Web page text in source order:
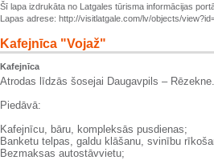
Šī lapa izdrukāta no Latgales tūrisma informācijas
Lapas adrese: http://visitlatgale.com/lv/objects/
Kafejnīca "Vojaž"
Kafejnīca
Atrodas līdzās šosejai Daugavpils – Rēzekne.
Piedāvā:
Kafejnīcu, bāru, kompleksās pusdienas;
Banketu telpas, galdu klāšanu, svinību
Bezmaksas autostāvvietu;